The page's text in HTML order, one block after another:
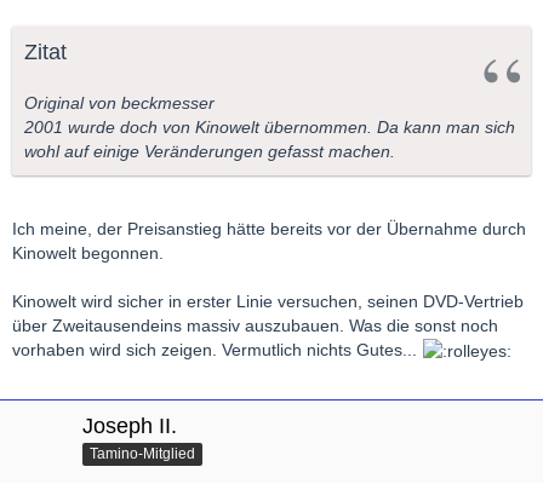
Zitat
Original von beckmesser
2001 wurde doch von Kinowelt übernommen. Da kann man sich
wohl auf einige Veränderungen gefasst machen.
Ich meine, der Preisanstieg hätte bereits vor der Übernahme durch
Kinowelt begonnen.
Kinowelt wird sicher in erster Linie versuchen, seinen DVD-Vertrieb
über Zweitausendeins massiv auszubauen. Was die sonst noch
vorhaben wird sich zeigen. Vermutlich nichts Gutes...
Joseph II.
Tamino-Mitglied